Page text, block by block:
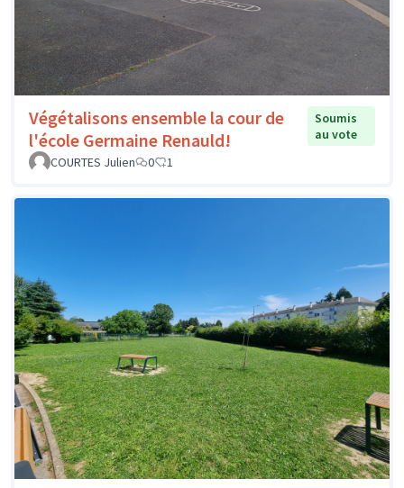
Végétalisons ensemble la cour de
l'école Germaine Renauld!
Soumis
au vote
COURTES Julien
0 1